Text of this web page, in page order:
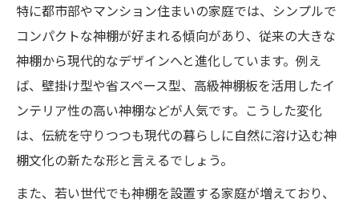
点
昔のタブーと現代的マナーの違いを解説
神棚のカネタ流マナーで失敗しない祀り方
女性が神棚に触れる現代の考え方とは
高級神棚板で守るべき伝統と新常識
変わりゆく神棚の役割を暮らしから考える
神棚・高級神棚板が担う家庭の心の拠り所
特に都市部やマンション住まいの家庭では、シンプルで
コンパクトな神棚が好まれる傾向があり、従来の大きな
神棚から現代的なデザインへと進化しています。例え
ば、壁掛け型や省スペース型、高級神棚板を活用したイ
ンテリア性の高い神棚などが人気です。こうした変化
は、伝統を守りつつも現代の暮らしに自然に溶け込む神
棚文化の新たな形と言えるでしょう。
また、若い世代でも神棚を設置する家庭が増えており、